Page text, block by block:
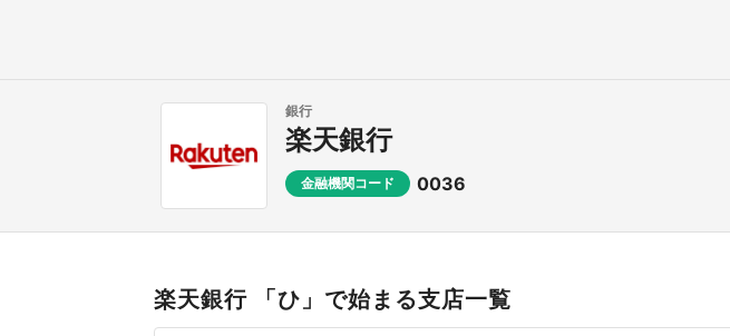
銀行
楽天銀行
金融機関コード 0036
楽天銀行 「ひ」で始まる支店一覧